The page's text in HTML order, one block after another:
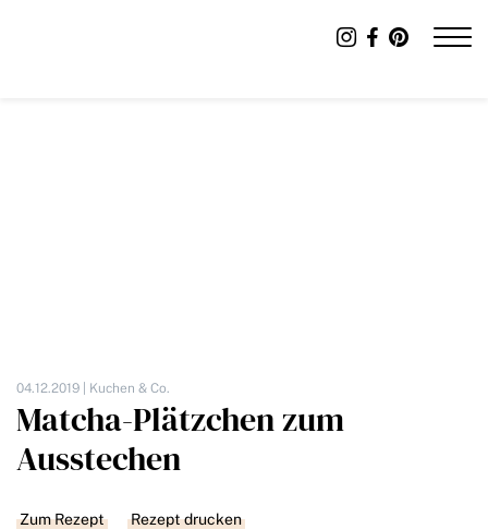
04.12.2019 | Kuchen & Co.
Matcha-Plätzchen zum
Ausstechen
Zum Rezept Rezept drucken